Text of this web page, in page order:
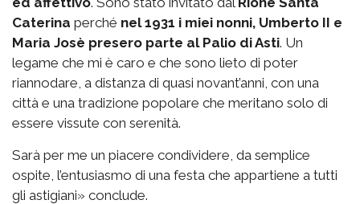
Caterina perché nel 1931 i miei nonni, Umberto II e
Maria Josè presero parte al Palio di Asti. Un
legame che mi è caro e che sono lieto di poter
riannodare, a distanza di quasi novant’anni, con una
città e una tradizione popolare che meritano solo di
essere vissute con serenità.
Sarà per me un piacere condividere, da semplice
ospite, l’entusiasmo di una festa che appartiene a tutti
gli astigiani» conclude.